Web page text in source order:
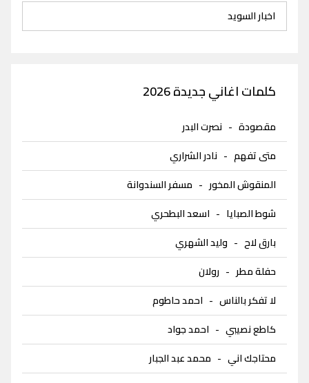
اخبار السويد
كلمات اغاني جديدة 2026
مقصودة - نصرت البدر
متى تفهم - نادر الشراري
المنقوش المخور - مسفر السندوانة
شوط الصبايا - اسعد البطحري
بارق لاح - وليد الشهري
حفلة مطر - رولان
لا تفكر بالناس - احمد حاطوم
كاطع نصيبي - احمد جواد
محتاجك اني - محمد عبد الجبار